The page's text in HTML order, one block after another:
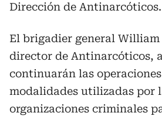
Dirección de Antinarcóticos.
El brigadier general William
director de Antinarcóticos,
continuarán las
modalidades utilizadas por
organizaciones criminales